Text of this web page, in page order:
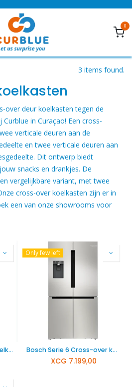
0
3 items found.
over deur koelkasten tegen de
in Curaçao! Een cross-
verticale deuren aan de
en twee verticale deuren aan
Dit ontwerp biedt
snacks en drankjes. De
vergelijkbare variant, met twee
cross-over koelkasten zijn er in
een van onze showrooms voor
INVENTUM Cross-over koelkast 466 liter SKV4180B
Only few left
Bosch Serie 6 Cross-over koelkast KFD96APEA
XCG 7.199,00